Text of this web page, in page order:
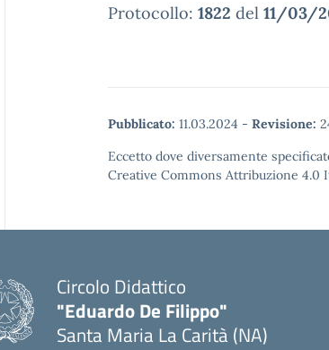
Protocollo: 1822 del 11/03/
Pubblicato: 11.03.2024 - Revisione:
Eccetto dove diversamente
Creative Commons Attribuzione 4.0
Circolo Didattico
"Eduardo De Filippo"
Santa Maria La Carità (NA)